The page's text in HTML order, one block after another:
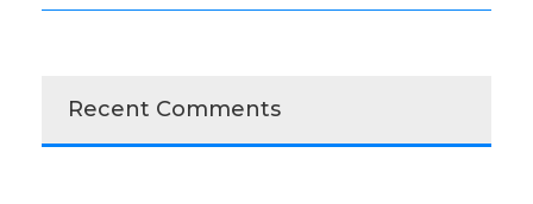
Recent Comments